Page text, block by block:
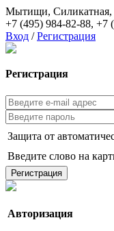
Мытищи, Силикатная,
+7 (495) 984-82-88, +7
Вход / Регистрация
Регистрация
Защита от
Введите слово на
Авторизация